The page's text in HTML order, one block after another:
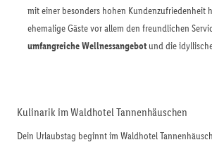
mit einer besonders hohen Kundenzufriedenheit
ehemalige Gäste vor allem den freundlichen
umfangreiche Wellnessangebot und die
Kulinarik im Waldhotel Tannenhäuschen
Dein Urlaubstag beginnt im Waldhotel